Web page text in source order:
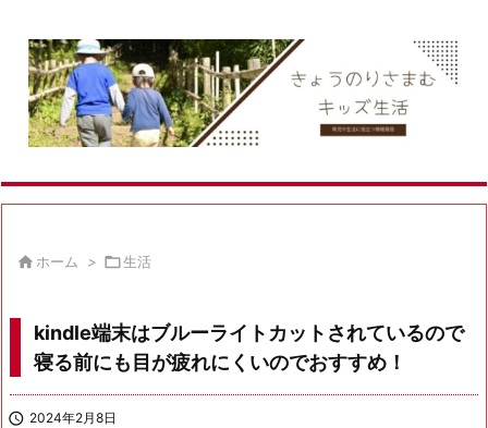
ホーム > 生活
kindle端末はブルーライトカットされているので
寝る前にも目が疲れにくいのでおすすめ！
 2024年2月8日